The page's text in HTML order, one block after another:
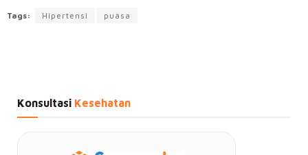
Tags: Hipertensi puasa
Konsultasi Kesehatan